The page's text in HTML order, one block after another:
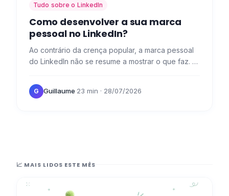
Tudo sobre o LinkedIn
Como desenvolver a sua marca
pessoal no LinkedIn?
Ao contrário da crença popular, a marca pessoal
do LinkedIn não se resume a mostrar o que faz. 👀
a sua…
G Guillaume·23 min · 28/07/2026
📈 MAIS LIDOS ESTE MÊS